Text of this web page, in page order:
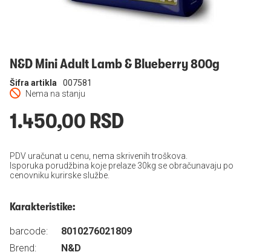
N&D Mini Adult Lamb & Blueberry 800g
Nema na stanju
Šifra artikla 007581
1.450,00 RSD
PDV uračunat u cenu, nema skrivenih troškova.
Isporuka porudžbina koje prelaze 30kg se obračunavaju po
cenovniku kurirske službe.
Karakteristike:
barcode:
8010276021809
Brend:
N&D